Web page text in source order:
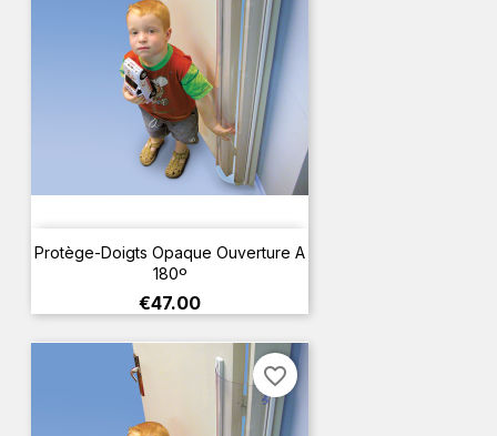
Protège-Doigts Opaque Ouverture A
180º
Price
€47.00
favorite_border